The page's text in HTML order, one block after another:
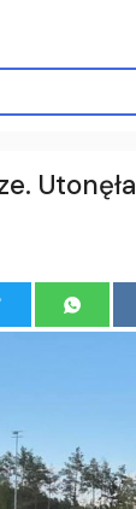
Utonęła